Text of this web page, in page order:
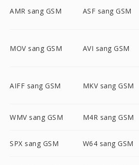
AMR sang GSM ASF sang GSM
MOV sang GSM AVI sang GSM
AIFF sang GSM MKV sang GSM
WMV sang GSM M4R sang GSM
SPX sang GSM W64 sang GSM